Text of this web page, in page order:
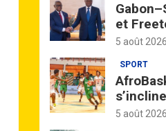
et
5 août 2026
SPORT
5 août 2026